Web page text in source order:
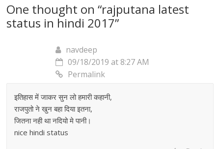
One thought on “rajputana latest
status in hindi 2017”
navdeep
09/18/2019 at 8:27 AM
Permalink
इतिहास में जाकर सुन लो हमारी कहानी,
राजपुतो ने खुन बहा दिया इतना,
जितना नही था नदियो मे पानी।
nice hindi status